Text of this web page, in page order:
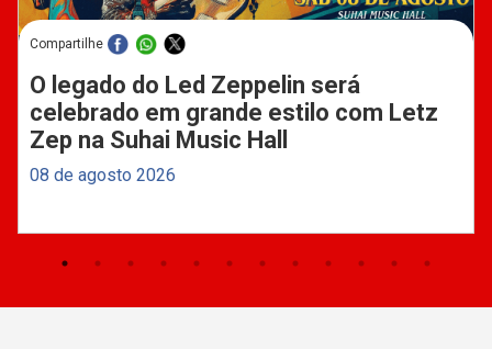
Compartilhe
O legado do Led Zeppelin será
celebrado em grande estilo com Letz
Zep na Suhai Music Hall
08 de agosto 2026